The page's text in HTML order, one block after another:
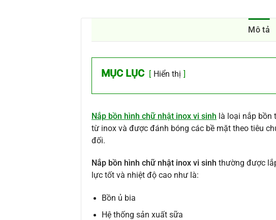
Mô tả
MỤC LỤC Hiển thị
Nắp bồn hình chữ nhật inox vi sinh là loại nắp
từ inox và được đánh bóng các bề mặt theo tiêu
đối.
Nắp bồn hình chữ nhật inox vi sinh thường được
lực tốt và nhiệt độ cao như là:
Bồn ủ bia
Hệ thống sản xuất sữa